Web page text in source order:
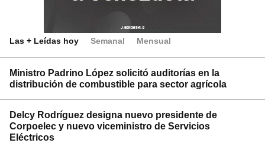
Las + Leídas hoy Semanal Mensual
Ministro Padrino López solicitó auditorías en la
distribución de combustible para sector agrícola
Delcy Rodríguez designa nuevo presidente de
Corpoelec y nuevo viceministro de Servicios
Eléctricos